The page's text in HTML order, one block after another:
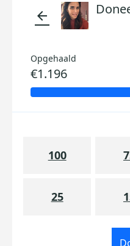
arrow_back
Opgehaald
€1.196
100
25